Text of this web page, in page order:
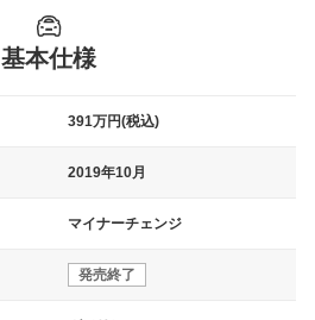
基本仕様
391万円(税込)
2019年10月
マイナーチェンジ
発売終了